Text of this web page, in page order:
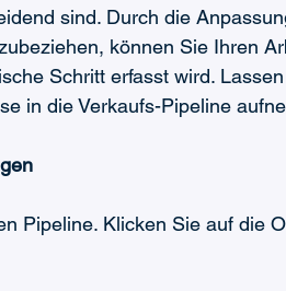
sind. Durch die
können Sie Ihren
Schritt erfasst wird.
in die Verkaufs-Pipeline
Pipeline. Klicken Sie auf die